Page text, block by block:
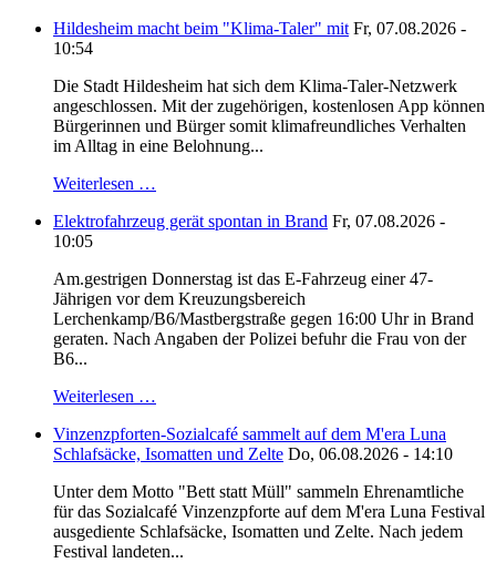
Hildesheim macht beim "Klima-Taler" mit Fr, 07.08.2026 -
10:54
Die Stadt Hildesheim hat sich dem Klima-Taler-Netzwerk
angeschlossen. Mit der zugehörigen, kostenlosen App können
Bürgerinnen und Bürger somit klimafreundliches Verhalten
im Alltag in eine Belohnung...
Weiterlesen …
Elektrofahrzeug gerät spontan in Brand Fr, 07.08.2026 -
10:05
Am.gestrigen Donnerstag ist das E-Fahrzeug einer 47-
Jährigen vor dem Kreuzungsbereich
Lerchenkamp/B6/Mastbergstraße gegen 16:00 Uhr in Brand
geraten. Nach Angaben der Polizei befuhr die Frau von der
B6...
Weiterlesen …
Vinzenzpforten-Sozialcafé sammelt auf dem M'era Luna
Schlafsäcke, Isomatten und Zelte Do, 06.08.2026 - 14:10
Unter dem Motto "Bett statt Müll" sammeln Ehrenamtliche
für das Sozialcafé Vinzenzpforte auf dem M'era Luna Festival
ausgediente Schlafsäcke, Isomatten und Zelte. Nach jedem
Festival landeten...